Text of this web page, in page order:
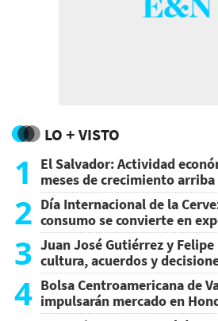
LO + VISTO
1
El Salvador: Actividad
meses de crecimiento arriba
2 Día Internacional de la
consumo se convierte en
3 Juan José Gutiérrez y
cultura, acuerdos y
4 Bolsa Centroamericana de
impulsarán mercado en